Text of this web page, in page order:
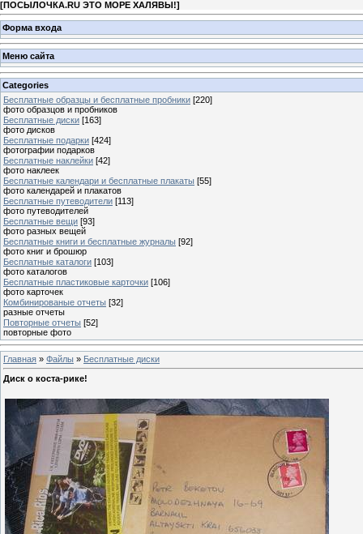
[ПОСЫЛОЧКА.RU ЭТО МОРЕ ХАЛЯВЫ!]
Форма входа
Меню сайта
Categories
Бесплатные образцы и бесплатные пробники [220]
фото образцов и пробников
Бесплатные диски [163]
фото дисков
Бесплатные подарки [424]
фотографии подарков
Бесплатные наклейки [42]
фото наклеек
Бесплатные календари и бесплатные плакаты [55]
фото календарей и плакатов
Бесплатные путеводители [113]
фото путеводителей
Бесплатные вещи [93]
фото разных вещей
Бесплатные книги и бесплатные журналы [92]
фото книг и брошюр
Бесплатные каталоги [103]
фото каталогов
Бесплатные пластиковые карточки [106]
фото карточек
Комбинированые отчеты [32]
разные отчеты
Повторные отчеты [52]
повторные фото
Главная » Файлы » Бесплатные диски
Диск о коста-рике!